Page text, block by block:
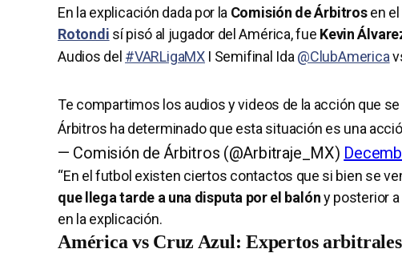
En la explicación dada por la Comisión de Árbitrosen el
Rotondi sí pisó al jugador del América, fue Kevin
Audios del #VARLigaMX I Semifinal Ida @ClubAmerica
Te compartimos los audios y videos de la acción que
Árbitros ha determinado que esta situación es una
— Comisión de Árbitros (@Arbitraje_MX)
“En el futbol existen ciertos contactos que si bien se
que llega tarde a una disputa por el balóny posterior
en la explicación.
América vs Cruz Azul: Expertos